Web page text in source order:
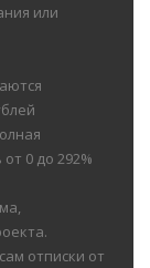
или
0 до 292%
отписки от